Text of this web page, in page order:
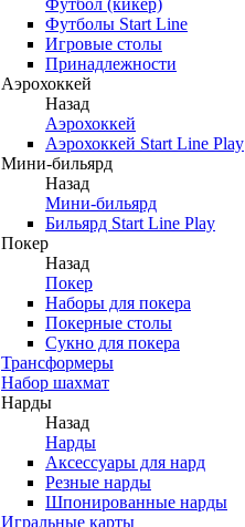
Футбол (кикер)
Футболы Start Line
Игровые столы
Принадлежности
Аэрохоккей
Назад
Аэрохоккей
Аэрохоккей Start Line Play
Мини-бильярд
Назад
Мини-бильярд
Бильярд Start Line Play
Покер
Назад
Покер
Наборы для покера
Покерные столы
Сукно для покера
Трансформеры
Набор шахмат
Нарды
Назад
Нарды
Аксессуары для нард
Резные нарды
Шпонированные нарды
Игральные карты